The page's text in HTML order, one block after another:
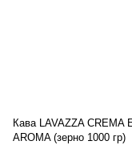
Кава LAVAZZA CREMA
AROMA (зерно 1000 гр)